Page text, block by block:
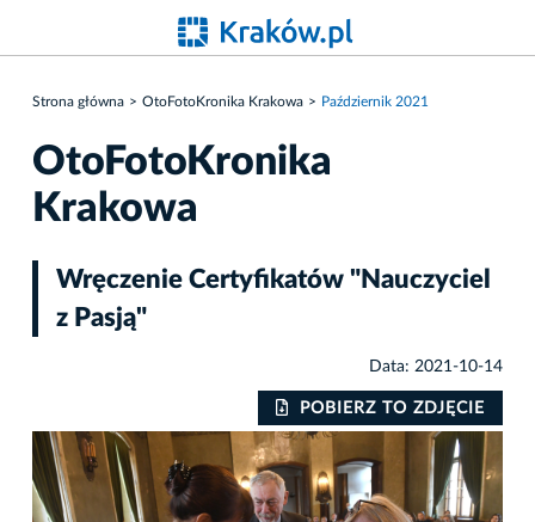
Strona główna OtoFotoKronika Krakowa Październik 2021
OtoFotoKronika
Krakowa
Wręczenie Certyfikatów "Nauczyciel
z Pasją"
Data: 2021-10-14
POBIERZ TO ZDJĘCIE